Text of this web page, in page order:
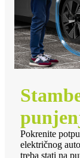
Pokrenite
električnog
treba stati na